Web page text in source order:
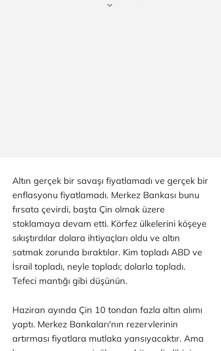
Altın gerçek bir savaşı fiyatlamadı ve gerçek bir
enflasyonu fiyatlamadı. Merkez Bankası bunu
fırsata çevirdi, başta Çin olmak üzere
stoklamaya devam etti. Körfez ülkelerini köşeye
sıkıştırdılar dolara ihtiyaçları oldu ve altın
satmak zorunda bıraktılar. Kim topladı ABD ve
İsrail topladı, neyle topladı; dolarla topladı.
Tefeci mantığı gibi düşünün.
Haziran ayında Çin 10 tondan fazla altın alımı
yaptı. Merkez Bankaları'nın rezervlerinin
artırması fiyatlara mutlaka yansıyacaktır. Ama